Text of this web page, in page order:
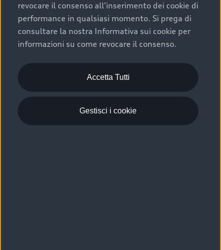
Acquistare un’auto usata in una Concessionaria ufficiale
Audi che offre l’usato garantito tramite Audi Prima
Scelta :plus, significa affidarsi ad un prodotto che viene
sottoposto a 110 controlli approfonditi e coperto da
garanzia fino a 4 anni per una maggiore tutela del tuo
acquisto.
revocare il consenso all'inserimento dei cookie di
performance in qualsiasi momento. Si prega di
consultare la nostra Informativa sui cookie per
informazioni su come revocare il consenso.
Accetta Tutti
Gestisci i cookie